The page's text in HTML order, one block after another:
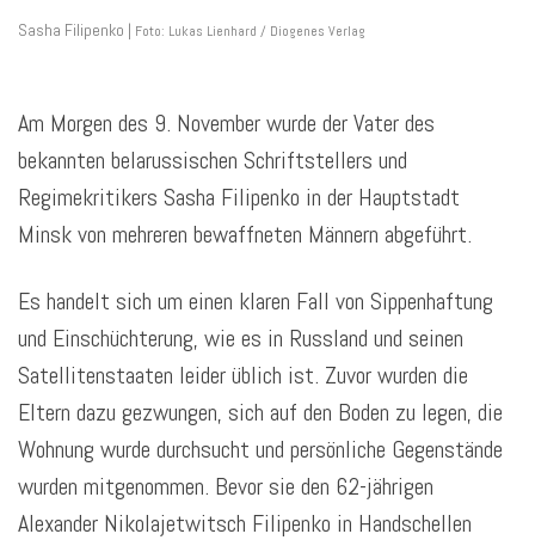
Sasha Filipenko | Foto: Lukas Lienhard / Diogenes Verlag
Am Morgen des 9. November wurde der Vater des
bekannten belarussischen Schriftstellers und
Regimekritikers Sasha Filipenko in der Hauptstadt
Minsk von mehreren bewaffneten Männern abgeführt.
Es handelt sich um einen klaren Fall von Sippenhaftung
und Einschüchterung, wie es in Russland und seinen
Satellitenstaaten leider üblich ist. Zuvor wurden die
Eltern dazu gezwungen, sich auf den Boden zu legen, die
Wohnung wurde durchsucht und persönliche Gegenstände
wurden mitgenommen. Bevor sie den 62-jährigen
Alexander Nikolajetwitsch Filipenko in Handschellen